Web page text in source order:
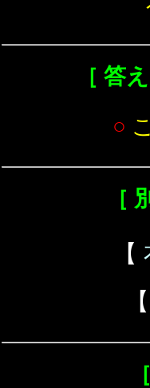
［ 答
○
［
【
【